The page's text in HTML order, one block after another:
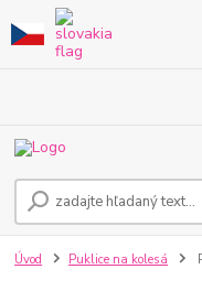
Úvod Puklice na kolesá